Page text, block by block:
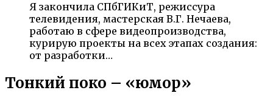
Я закончила СПбГИКиТ, режиссура
телевидения, мастерская В.Г. Нечаева,
работаю в сфере видеопроизводства,
курирую проекты на всех этапах создания:
от разработки…
Тонкий поко – «юмор»